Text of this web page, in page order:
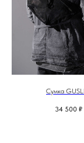
Сумка
34 500 ₽